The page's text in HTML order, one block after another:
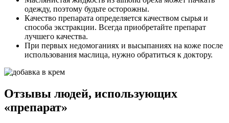
одежду, поэтому будьте осторожны.
Качество препарата определяется качеством сырья и
способа экстракции. Всегда приобретайте препарат
лучшего качества.
При первых недомоганиях и высыпаниях на коже после
использования маслица, нужно обратиться к доктору.
Отзывы людей, использующих
«препарат»